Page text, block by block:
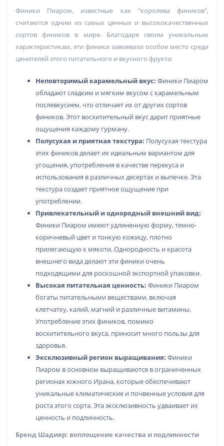
Финики Пиаром, известные как "королева фиников",
считаются одним из самых ценных и высококачественных
сортов фиников в мире. Благодаря своим уникальным
характеристикам, эти финики завоевали особое место среди
ценителей этого питательного и вкусного фрукта:
Неповторимый карамельный вкус: Финики Пиаром
обладают сладким и мягким вкусом с карамельным
послевкусием, что отличает их от других сортов
фиников. Этот восхитительный вкус дарит приятные
ощущения каждому гурману.
Полусухая и приятная текстура: Полусухая текстура
этих фиников делает их идеальным вариантом для
угощения, употребления в качестве перекуса и
использования в различных десертах и выпечке. Эта
текстура создает приятное ощущение при
употреблении.
Привлекательный и однородный внешний вид:
Финики Пиаром имеют удлиненную форму, темно-
коричневый цвет и тонкую кожицу, плотно
прилегающую к мякоти. Однородность и красота
внешнего вида делают эти финики очень
подходящими для роскошной экспортной упаковки.
Высокая питательная ценность: Финики Пиаром
богаты питательными веществами, включая
клетчатку, калий, магний и различные витамины.
Употребление этих фиников, помимо
восхитительного вкуса, приносит много пользы для
здоровья.
Эксклюзивный регион выращивания: Финики
Пиаром в основном выращиваются в ограниченных
регионах южного Ирана, которые обеспечивают
уникальные климатические и почвенные условия для
роста этого сорта. Эта эксклюзивность удваивает их
ценность и подлинность.
Бренд Шадияр: воплощение качества и подлинности